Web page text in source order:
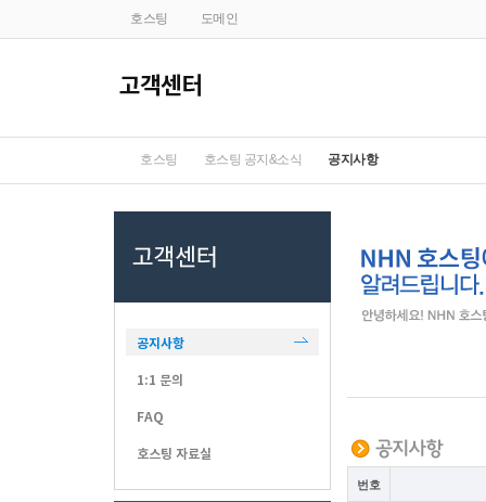
호스팅 도메인
호스팅 호스팅 공지&소식 공지사항
공지사항
1:1 문의
FAQ
호스팅 자료실
번호